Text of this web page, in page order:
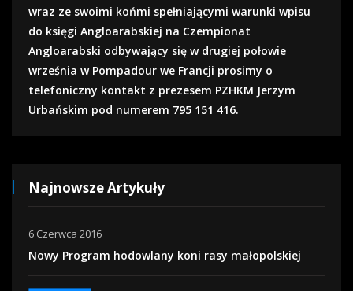
wraz ze swoimi końmi spełniającymi warunki wpisu
do księgi Angloarabskiej na Czempionat
Angloarabski odbywający się w drugiej połowie
września w Pompadour we Francji prosimy o
telefoniczny kontakt z prezesem PZHKM Jerzym
Urbańskim pod numerem 795 151 416.
Najnowsze Artykuły
6 Czerwca 2016
Nowy Program hodowlany koni rasy małopolskiej